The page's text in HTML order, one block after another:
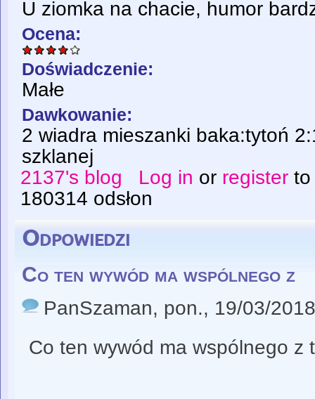
U ziomka na chacie, humor
Ocena:
Doświadczenie:
Małe
Dawkowanie:
2 wiadra mieszanki baka:tytoń
szklanej
2137's blog
Log in or register to
180314 odsłon
Odpowiedzi
Co ten wywód ma wspólnego z
PanSzaman, pon., 19/03/
Co ten wywód ma wspólnego z